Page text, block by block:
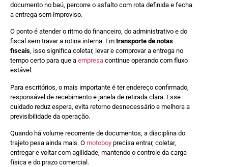
documento no baú, percorre o asfalto com rota definida e fecha
a entrega sem improviso.
O ponto é atender o ritmo do financeiro, do administrativo e do
fiscal sem travar a rotina interna. Em transporte de notas
fiscais, isso significa coletar, levar e comprovar a entrega no
tempo certo para que a empresa continue operando com fluxo
estável.
Para escritórios, o mais importante é ter endereço confirmado,
responsável de recebimento e janela de retirada clara. Esse
cuidado reduz espera, evita retorno desnecessário e melhora a
previsibilidade da operação.
Quando há volume recorrente de documentos, a disciplina do
trajeto pesa ainda mais. O motoboy precisa entrar, coletar,
entregar e voltar com agilidade, mantendo o controle da carga
física e do prazo comercial.